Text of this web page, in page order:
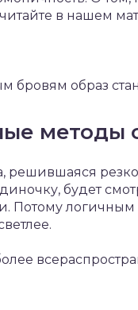
в нашем
бровям образ
методы
решившаяся
будет
логичным